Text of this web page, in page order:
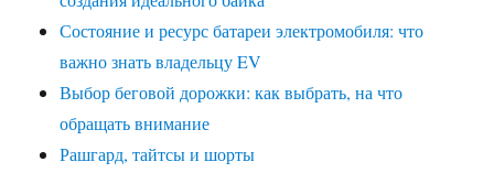
Состояние и ресурс батареи электромобиля: что
важно знать владельцу EV
Выбор беговой дорожки: как выбрать, на что
обращать внимание
Рашгард, тайтсы и шорты